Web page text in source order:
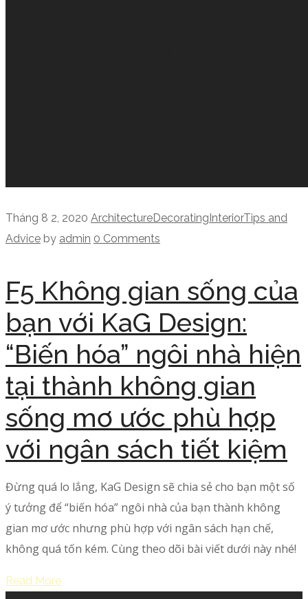
Tháng 8 2, 2020 ArchitectureDecoratingInteriorTips and
Advice by admin 0 Comments
F5 Không gian sống của
bạn với KaG Design:
“Biến hóa” ngôi nhà hiện
tại thành không gian
sống mơ ước phù hợp
với ngân sách tiết kiệm
Đừng quá lo lắng, KaG Design sẽ chia sẻ cho bạn một số
ý tưởng để “biến hóa” ngôi nhà của bạn thành không
gian mơ ước nhưng phù hợp với ngân sách hạn chế,
không quá tốn kém. Cùng theo dõi bài viết dưới này nhé!
Read More